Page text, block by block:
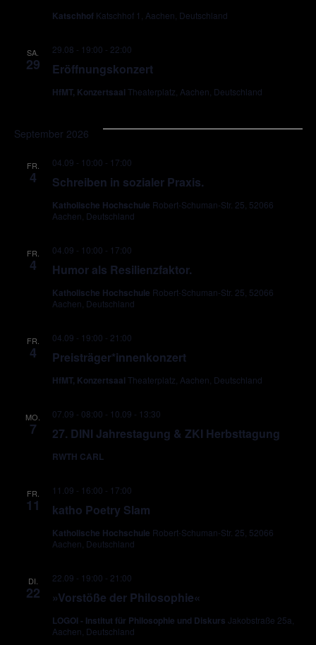
Katschhof Katschhof 1, Aachen, Deutschland
SA.
29 Eröffnungskonzert
29.08 - 19:00 - 22:00
HfMT, Konzertsaal Theaterplatz, Aachen, Deutschland
September 2026
FR.
4 Schreiben in sozialer Praxis.
04.09 - 10:00 - 17:00
Katholische Hochschule Robert-Schuman-Str. 25, 52066
Aachen, Deutschland
FR.
4 Humor als Resilienzfaktor.
04.09 - 10:00 - 17:00
Katholische Hochschule Robert-Schuman-Str. 25, 52066
Aachen, Deutschland
FR.
4 Preisträger*innenkonzert
04.09 - 19:00 - 21:00
HfMT, Konzertsaal Theaterplatz, Aachen, Deutschland
MO.
7 27. DINI Jahrestagung & ZKI Herbsttagung
07.09 - 08:00 - 10.09 - 13:30
RWTH CARL
FR.
11 katho Poetry Slam
11.09 - 16:00 - 17:00
Katholische Hochschule Robert-Schuman-Str. 25, 52066
Aachen, Deutschland
DI.
22 »Vorstöße der Philosophie«
22.09 - 19:00 - 21:00
LOGOI - Institut für Philosophie und Diskurs Jakobstraße 25a,
Aachen, Deutschland